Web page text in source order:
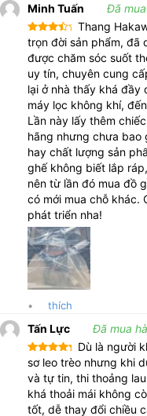
Minh Tuấn Đã
Được
xếp
hạng4
5 sao
Thang
trọn đời sản phẩm, đã
được chăm sóc suốt
uy tín, chuyên cung
lại ở nhà thấy khá đầy
máy lọc không khí,
Lần này lấy thêm
hãng nhưng chưa bao
hay chất lượng sản
ghế không biết lắp
nên từ lần đó mua đồ
có mới mua chỗ khác.
phát triển nha!
• thích
Tấn Lực Đã mua
Được xếp
hạng55
sao
Dù là người
sơ leo trèo nhưng khi
và tự tin, thi thoảng
khá thoải mái không
tốt, dễ thay đổi chiều